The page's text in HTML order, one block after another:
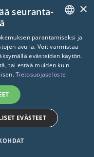
byAvoin.Systems
FINNISH
SWEDISH
×
seuranta-
parantamiseksi ja
avulla. Voit varmistaa
evästeiden käytön.
tai estää muiden kuin
Tietosuojaseloste
EVÄSTEET